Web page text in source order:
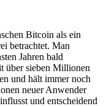
Bitcoin als ein
betrachtet. Man
Jahren bald
über sieben Millionen
und hält immer noch
neuer Anwender
und entscheidend